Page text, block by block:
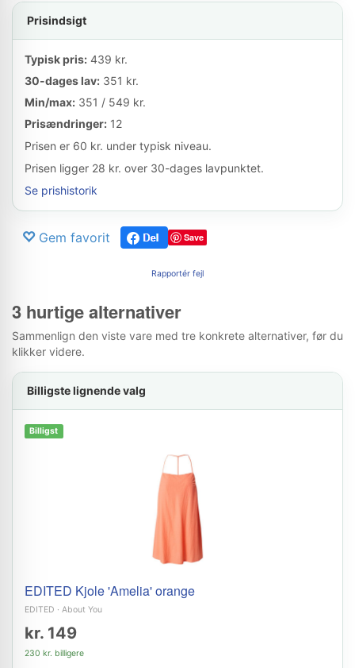
Prisindsigt
Typisk pris: 439 kr.
30-dages lav: 351 kr.
Min/max: 351 / 549 kr.
Prisændringer: 12
Prisen er 60 kr. under typisk niveau.
Prisen ligger 28 kr. over 30-dages lavpunktet.
Se prishistorik
Gem favorit Save
Rapportér fejl
3 hurtige alternativer
Sammenlign den viste vare med tre konkrete alternativer, før du
klikker videre.
Billigste lignende valg
Billigst
EDITED Kjole 'Amelia' orange
EDITED · About You
kr. 149
230 kr. billigere